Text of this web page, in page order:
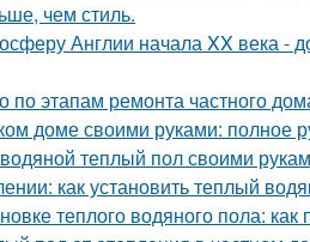
чем стиль.
Англии начала XX века -
по этапам ремонта частного
доме своими руками: полное
теплый пол своими
как установить теплый
теплого водяного пола: